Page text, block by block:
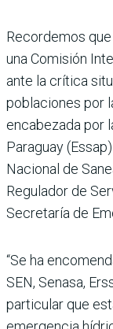
Recordemos
una Comisión
ante la crítica
poblaciones por
encabezada por
Paraguay
Nacional de
Regulador de
Secretaría de
“Se ha
SEN, Senasa,
particular que